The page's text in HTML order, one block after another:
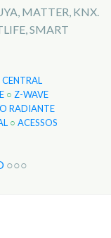
MATTER, KNX.
SMART
○ Z-WAVE
RADIANTE
○ ACESSOS
○○○